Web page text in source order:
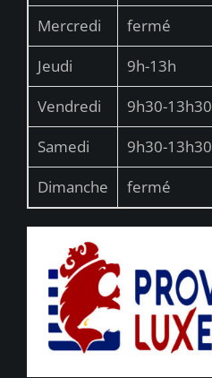
Mercredi
fermé
Jeudi
9h-13h
Vendredi
9h30-13h30
Samedi
9h30-13h30
Dimanche
fermé